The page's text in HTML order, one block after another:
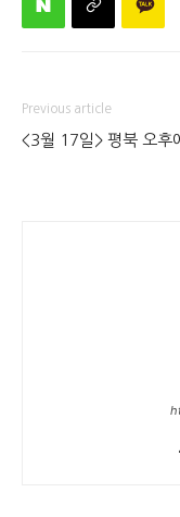
Previous article
<3월 17일> 평북 오후